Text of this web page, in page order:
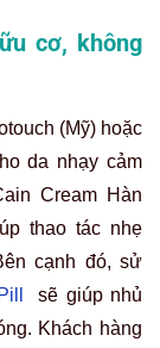
sau dịch vụ.
gia đạt giải
như Master
, chuyên gia
y khoa và tay
sóc, tư vấn
ưu.